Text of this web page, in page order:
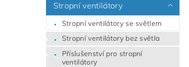
Stropní ventilátory
Stropní ventilátory se světlem
Stropní ventilátory bez světla
Příslušenství pro stropní
ventilátory